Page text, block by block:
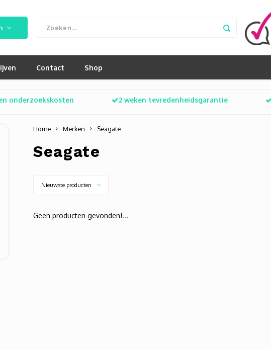
Contact Shop
onderzoekskosten 2 weken tevredenheidsgarantie
Home Merken Seagate
Seagate
Nieuwste producten
Geen producten gevonden!...